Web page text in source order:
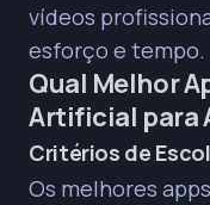
vídeos
esforço e tempo.
Qual Melhor
Artificial para
Critérios de
Os melhores